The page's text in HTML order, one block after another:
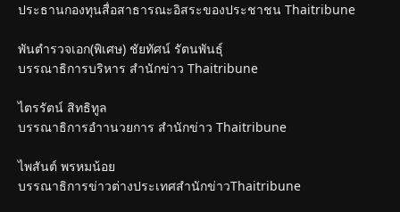
ประธานกองทุนสื่อสาธารณะอิสระของประชาชน Thaitribune
พันตำรวจเอก(พิเศษ) ชัยทัศน์ รัตนพันธุ์
บรรณาธิการบริหาร สำนักข่าว Thaitribune
ไตรรัตน์ สิทธิทูล
บรรณาธิการอำานวยการ สำนักข่าว Thaitribune
ไพสันต์ พรหมน้อย
บรรณาธิการข่าวต่างประเทศสำนักข่าวThaitribune